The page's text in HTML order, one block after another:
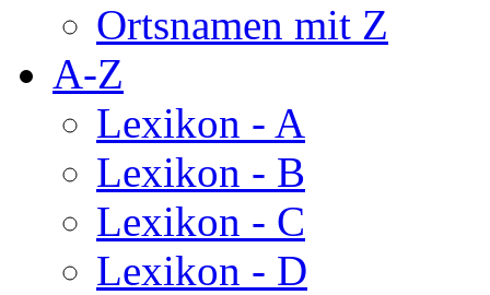
Ortsnamen mit Z
A-Z
Lexikon - A
Lexikon - B
Lexikon - C
Lexikon - D